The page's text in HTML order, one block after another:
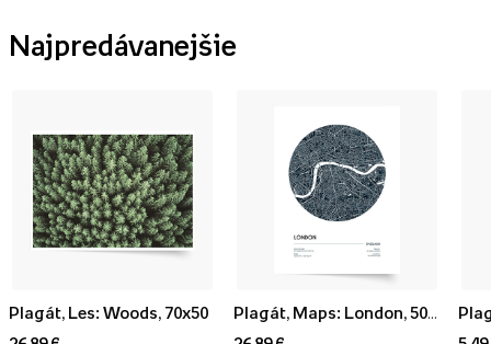
Najpredávanejšie
Plagát, Les: Woods, 70x50